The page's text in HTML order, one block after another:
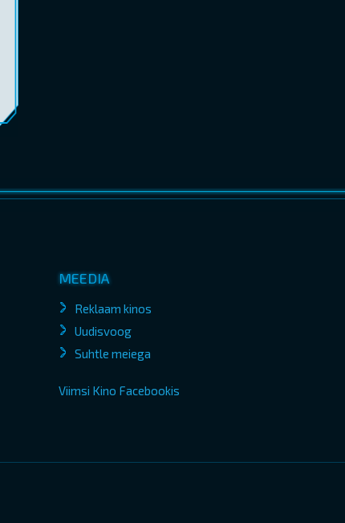
MEEDIA
Reklaam kinos
Uudisvoog
Suhtle meiega
Viimsi Kino Facebookis